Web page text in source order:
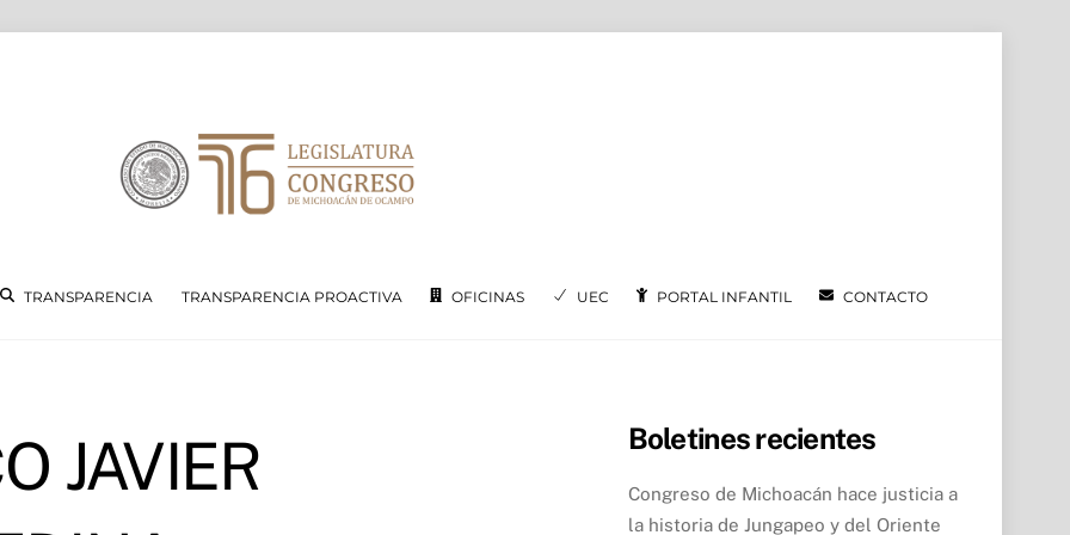
TRANSPARENCIA TRANSPARENCIA PROACTIVA OFICINAS UEC PORTAL INFANTIL CONTACTO
JAVIER
Boletines recientes
Congreso de Michoacán hace justicia a
la historia de Jungapeo y del Oriente